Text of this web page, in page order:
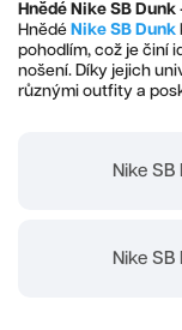
Hnědé Nike SB
Hnědé Nike SB Dunk
pohodlím, což je činí
nošení. Díky jejich
různými outfity a
Nike SB
Nike